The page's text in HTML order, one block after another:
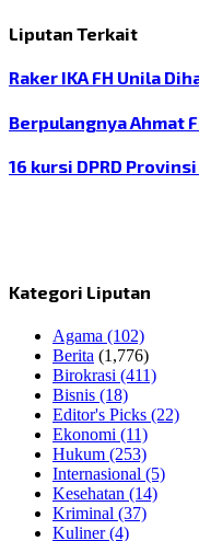
Liputan Terkait
Raker IKA FH Unila
Berpulangnya Ahmat
16 kursi DPRD
Kategori Liputan
Agama (102)
Berita (1,776)
Birokrasi (411)
Bisnis (18)
Editor's Picks (22)
Ekonomi (11)
Hukum (253)
Internasional (5)
Kesehatan (14)
Kriminal (37)
Kuliner(4)